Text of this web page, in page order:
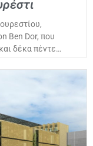
Ben Dor, που
δέκα πέντε…